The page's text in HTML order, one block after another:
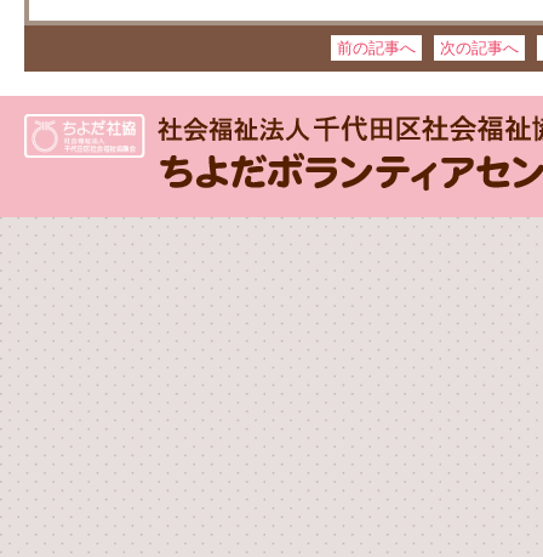
前の記事へ 次の記事へ